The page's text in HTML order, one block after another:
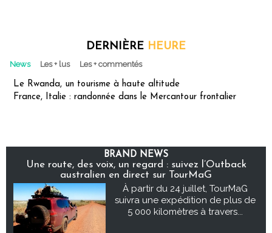
DERNIÈRE HEURE
News Les + lus Les + commentés
Le Rwanda, un tourisme à haute altitude
France, Italie : randonnée dans le Mercantour frontalier
BRAND NEWS
Une route, des voix, un regard : suivez l’Outback
australien en direct sur TourMaG
À partir du 24 juillet, TourMaG
suivra une expédition de plus de
5 000 kilomètres à travers...